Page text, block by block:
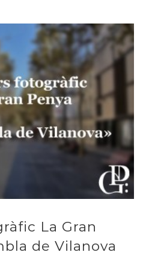
La Gran
de Vilanova